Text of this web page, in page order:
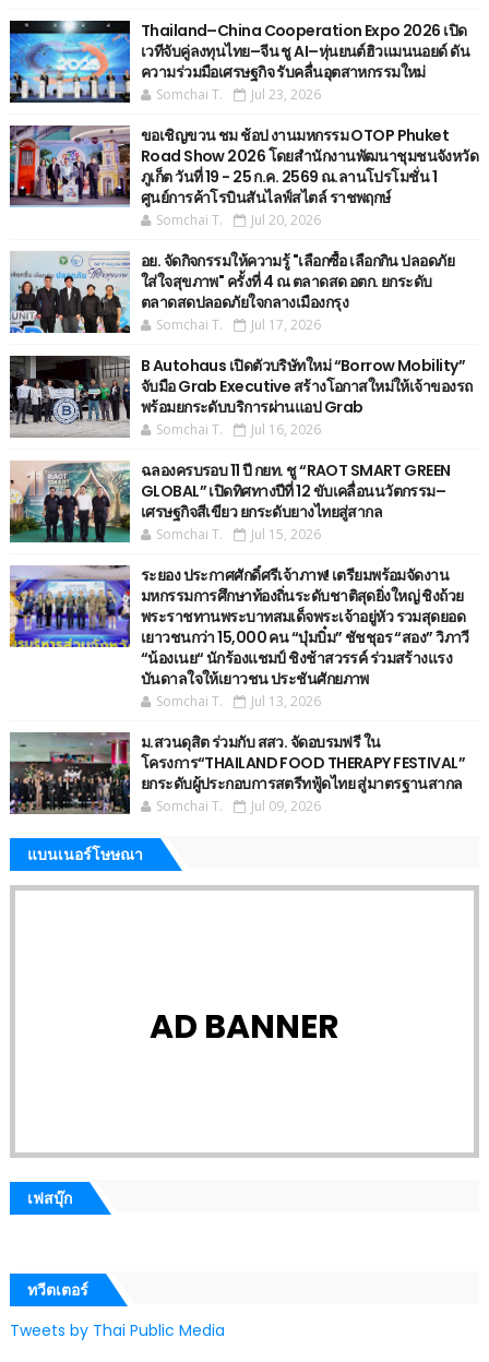
Thailand–China Cooperation Expo 2026 เปิด
เวทีจับคู่ลงทุนไทย–จีน ชู AI–หุ่นยนต์ฮิวแมนนอยด์ ดัน
ความร่วมมือเศรษฐกิจ รับคลื่นอุตสาหกรรมใหม่
Somchai T. Jul 23, 2026
ขอเชิญขวน ชม ช้อป งานมหกรรม OTOP Phuket
Road Show 2026 โดยสำนักงานพัฒนาชุมชนจังหวัด
ภูเก็ต วันที่ 19 - 25 ก.ค. 2569 ณ.ลานโปรโมชั่น 1
ศูนย์การค้าโรบินสันไลฟ์สไตล์ ราชพฤกษ์
Somchai T. Jul 20, 2026
อย. จัดกิจกรรมให้ความรู้ "เลือกซื้อ เลือกกิน ปลอดภัย
ใส่ใจสุขภาพ" ครั้งที่ 4 ณ ตลาดสด อตก. ยกระดับ
ตลาดสดปลอดภัยใจกลางเมืองกรุง
Somchai T. Jul 17, 2026
B Autohaus เปิดตัวบริษัทใหม่ “Borrow Mobility”
จับมือ Grab Executive สร้างโอกาสใหม่ให้เจ้าของรถ
พร้อมยกระดับบริการผ่านแอป Grab
Somchai T. Jul 16, 2026
ฉลองครบรอบ 11 ปี กยท. ชู “RAOT SMART GREEN
GLOBAL” เปิดทิศทางปีที่ 12 ขับเคลื่อนนวัตกรรม–
เศรษฐกิจสีเขียว ยกระดับยางไทยสู่สากล
Somchai T. Jul 15, 2026
ระยอง ประกาศศักดิ์ศรีเจ้าภาพ! เตรียมพร้อมจัดงาน
มหกรรมการศึกษาท้องถิ่นระดับชาติสุดยิ่งใหญ่ ชิงถ้วย
พระราชทานพระบาทสมเด็จพระเจ้าอยู่หัว รวมสุดยอด
เยาวชนกว่า 15,000 คน “บุ๋มบิ๋ม” ชัชชุอร “สอง” วิภาวี
“น้องเนย“ นักร้องแชมป์ ชิงช้าสวรรค์ ร่วมสร้างแรง
บันดาลใจให้เยาวชน ประชันศักยภาพ
Somchai T. Jul 13, 2026
ม.สวนดุสิต ร่วมกับ สสว. จัดอบรมฟรี ใน
โครงการ“THAILAND FOOD THERAPY FESTIVAL”
ยกระดับผู้ประกอบการสตรีทฟู้ดไทย สู่มาตรฐานสากล
Somchai T. Jul 09, 2026
แบนเนอร์โษษณา
AD BANNER
เฟสบุ๊ก
ทวีตเตอร์
Tweets by Thai Public Media